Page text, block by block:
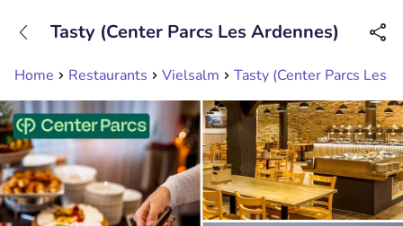
Erreichbar bis 23:00 Uhr
Home Restaurants Vielsalm Tasty (Center Parcs Les
Tasty (Center Parcs Les Ardennes)